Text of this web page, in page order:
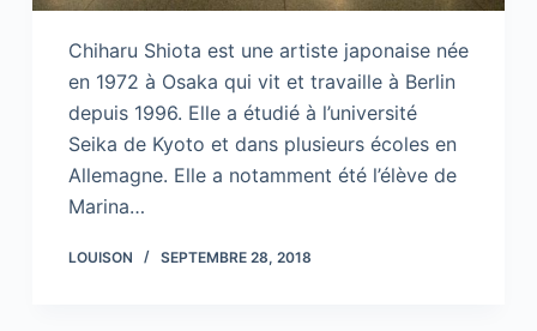
Chiharu Shiota est une artiste japonaise née
en 1972 à Osaka qui vit et travaille à Berlin
depuis 1996. Elle a étudié à l’université
Seika de Kyoto et dans plusieurs écoles en
Allemagne. Elle a notamment été l’élève de
Marina…
LOUISON SEPTEMBRE 28, 2018